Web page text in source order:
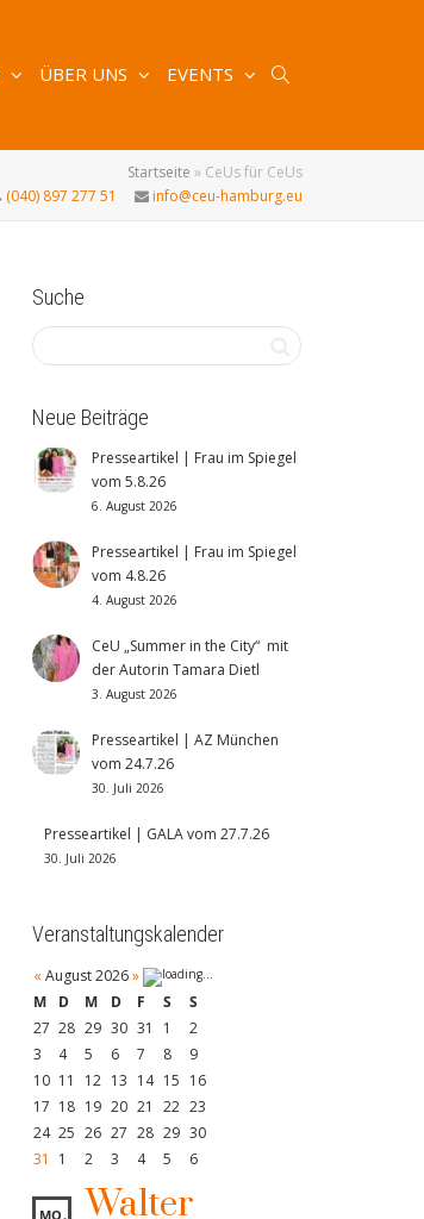
ÜBER UNS EVENTS
Startseite » CeUs für CeUs
(040) 897 277 51
info@ceu-hamburg.eu
Suche
Neue Beiträge
Presseartikel | Frau im Spiegel
vom 5.8.26
6. August 2026
Presseartikel | Frau im Spiegel
vom 4.8.26
4. August 2026
CeU „Summer in the City“ mit
der Autorin Tamara Dietl
3. August 2026
Presseartikel | AZ München
vom 24.7.26
30. Juli 2026
Presseartikel | GALA vom 27.7.26
30. Juli 2026
Veranstaltungskalender
« August 2026 »
M
D M D F S
S
27 28 29 30 31 1
2
3
4 5 6 7 8
9
10 11 12 13 14 15 16
17 18 19 20 21 22 23
24 25 26 27 28 29 30
31
1 2 3 4 5 6
MO.
Walter